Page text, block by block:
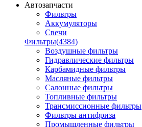
Автозапчасти
Фильтры
Аккумуляторы
Свечи
Фильтры(4384)
Воздушные фильтры
Гидравлические фильтры
Карбамидные фильтры
Масляные фильтры
Салонные фильтры
Топливные фильтры
Трансмиссионные фильтры
Фильтры антифриза
Промышленные фильтры